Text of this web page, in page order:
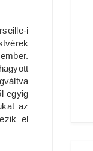
i
egyig
az
el